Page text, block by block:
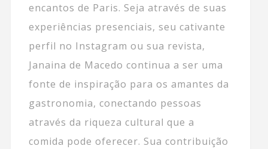
encantos de Paris. Seja através de suas
experiências presenciais, seu cativante
perfil no Instagram ou sua revista,
Janaina de Macedo continua a ser uma
fonte de inspiração para os amantes da
gastronomia, conectando pessoas
através da riqueza cultural que a
comida pode oferecer. Sua contribuição